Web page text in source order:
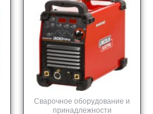
Сварочное оборудование и
принадлежности